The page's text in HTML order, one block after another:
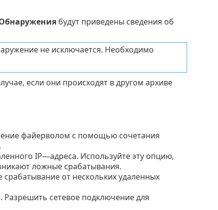
будут приведены сведения об
не исключается. Необходимо
если они происходят в другом архиве
файерволом с помощью сочетания
IP—адреса. Используйте эту опцию,
ложные срабатывания.
от нескольких удаленных
сетевое подключение для